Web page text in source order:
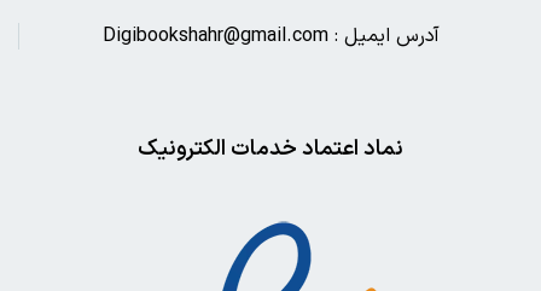
آدرس ایمیل : Digibookshahr@gmail.com
نماد اعتماد خدمات الکترونیک